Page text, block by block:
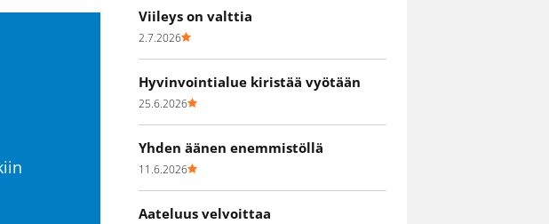
Viileys on valttia
2.7.2026
Hyvinvointialue kiristää vyötään
25.6.2026
Yhden äänen enemmistöllä
11.6.2026
Aateluus velvoittaa